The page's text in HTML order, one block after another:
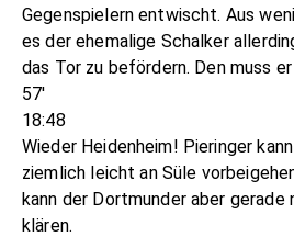
Gegenspielern entwischt. Aus
es der ehemalige Schalker
das Tor zu befördern. Den muss
57'
18:48
Wieder Heidenheim! Pieringer
ziemlich leicht an Süle
kann der Dortmunder aber gerade
klären.